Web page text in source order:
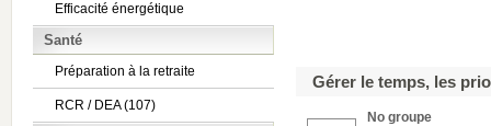
Efficacité énergétique
Santé
Préparation à la retraite
RCR / DEA (107)
Gérer le temps, les
No groupe